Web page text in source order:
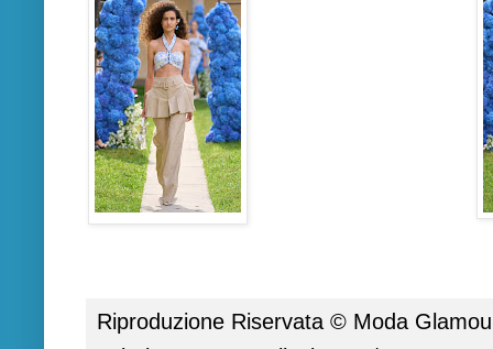
Riproduzione Riservata © Moda